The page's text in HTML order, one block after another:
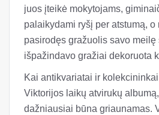
juos įteikė mokytojams,
palaikydami ryšį per atstumą, o
pasirodęs gražuolis savo meilę
išpažindavo gražiai dekoruota
Kai antikvariatai ir
Viktorijos laikų atvirukų
dažniausiai būna griaunamas.